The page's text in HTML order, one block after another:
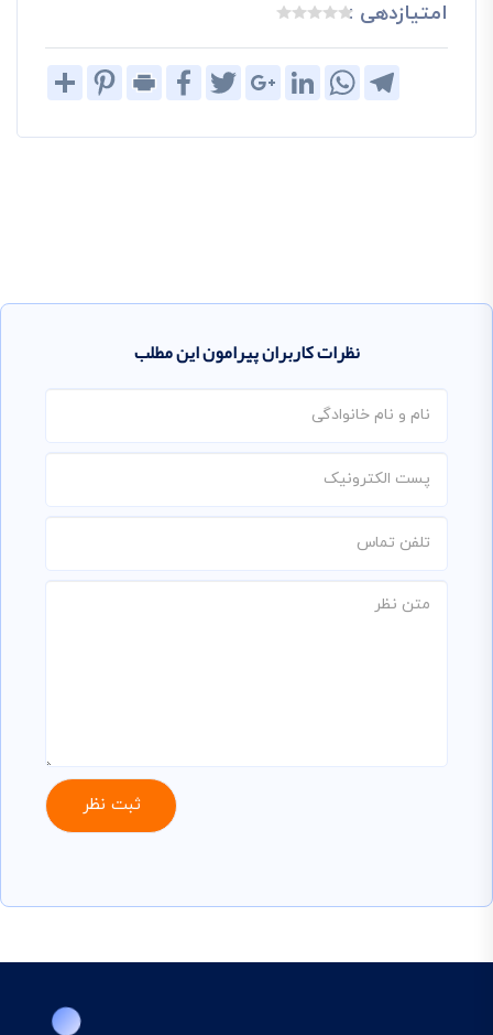
امتیازدهی :
Share
PinterestPrint
FacebookTwitterGoogle+LinkedIn
WhatsAppTelegram
نظرات کاربران پیرامون این مطلب